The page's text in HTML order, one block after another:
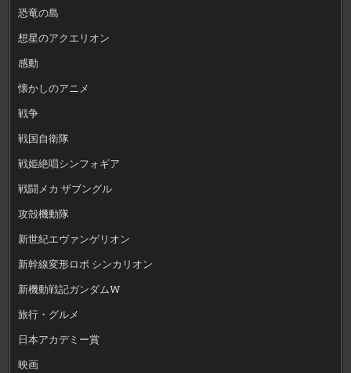
恐竜の島
想星のアクエリオン
感動
懐かしのアニメ
戦争
戦国自衛隊
戦姫絶唱シンフォギア
戦闘メカ ザブングル
攻殻機動隊
新世紀エヴァンゲリオン
新幹線変形ロボ シンカリオン
新機動戦記ガンダムW
旅行・グルメ
日本アカデミー賞
映画